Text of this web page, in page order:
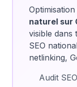
naturel sur
visible dans
SEO
netlinking,
Audit